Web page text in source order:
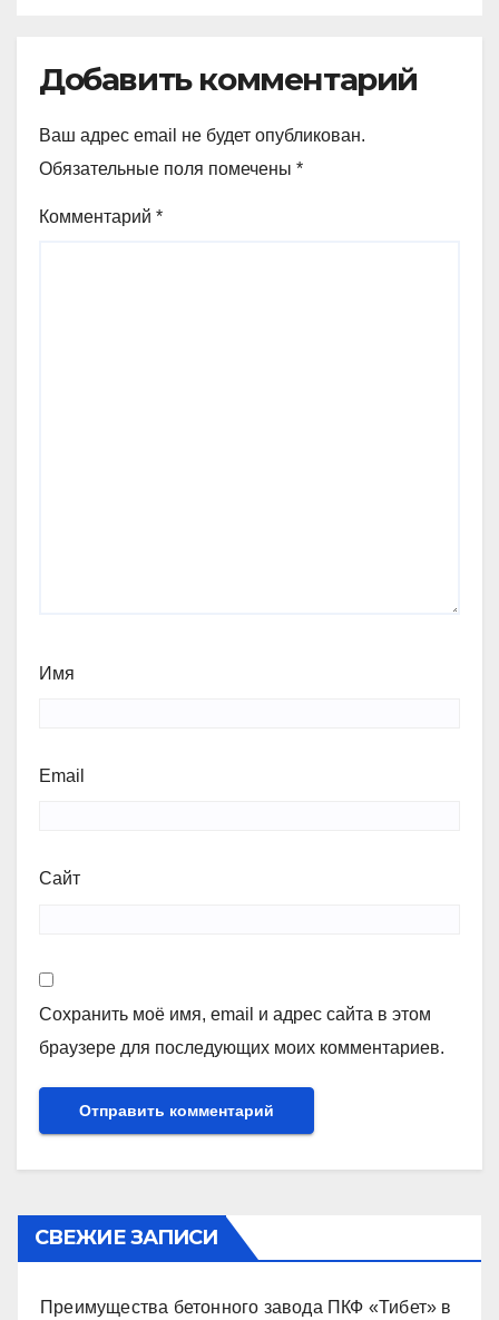
Добавить комментарий
Ваш адрес email не будет опубликован.
Обязательные поля помечены *
Комментарий *
Имя
Email
Сайт
Сохранить моё имя, email и адрес сайта в этом
браузере для последующих моих комментариев.
СВЕЖИЕ ЗАПИСИ
Преимущества бетонного завода ПКФ «Тибет» в